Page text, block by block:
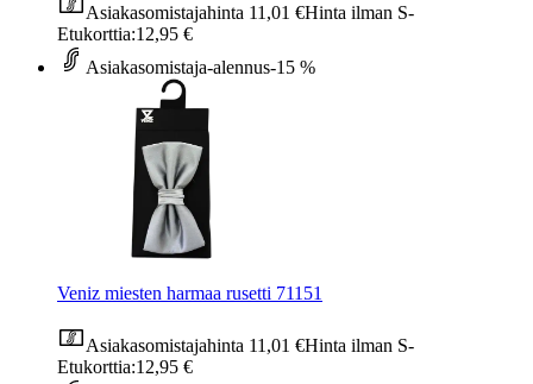
Asiakasomistajahinta 11,01 €Hinta ilman S-
Etukorttia:12,95 €
Asiakasomistaja-alennus-15 %
Veniz miesten harmaa rusetti 71151
Asiakasomistajahinta 11,01 €Hinta ilman S-
Etukorttia:12,95 €